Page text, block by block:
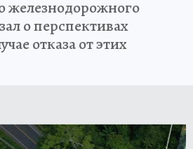
железнодорожного
о перспективах
отказа от этих